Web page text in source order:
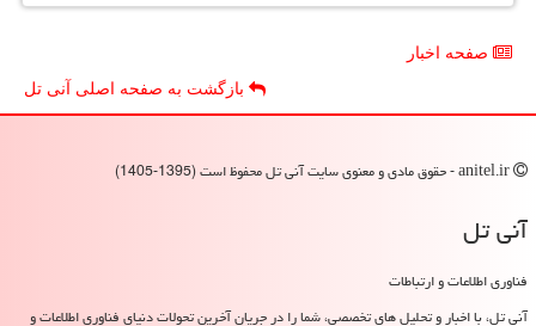
صفحه اخبار
بازگشت به صفحه اصلی آنی تل
آنی تل
فناوری اطلاعات و ارتباطات
آنی تل، با اخبار و تحلیل های تخصصی، شما را در جریان آخرین تحولات دنیای فناوری اطلاعات و